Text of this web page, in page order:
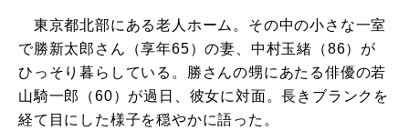
東京都北部にある老人ホーム。その中の小さな一室
で勝新太郎さん（享年65）の妻、中村玉緒（86）が
ひっそり暮らしている。勝さんの甥にあたる俳優の若
山騎一郎（60）が過日、彼女に対面。長きブランクを
経て目にした様子を穏やかに語った。